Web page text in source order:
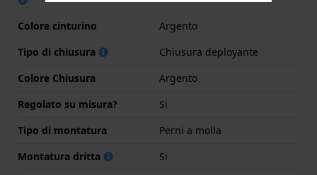
Colore cinturino
Argento
Tipo di chiusura
Chiusura deployante
Colore Chiusura
Argento
Regolato su misura?
Si
Tipo di montatura
Perni a molla
Montatura dritta
Si